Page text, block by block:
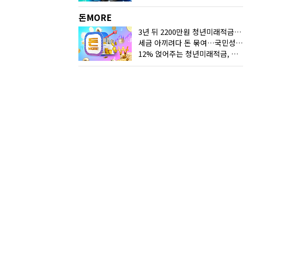
돈MORE
3년 뒤 2200만원 청년미래적금, 최고 금리 받으려면?
세금 아끼려다 돈 묶여…국민성장펀드 누가 가입하면 좋을까
12% 얹어주는 청년미래적금, 갈아타기 거절 될수 있어요